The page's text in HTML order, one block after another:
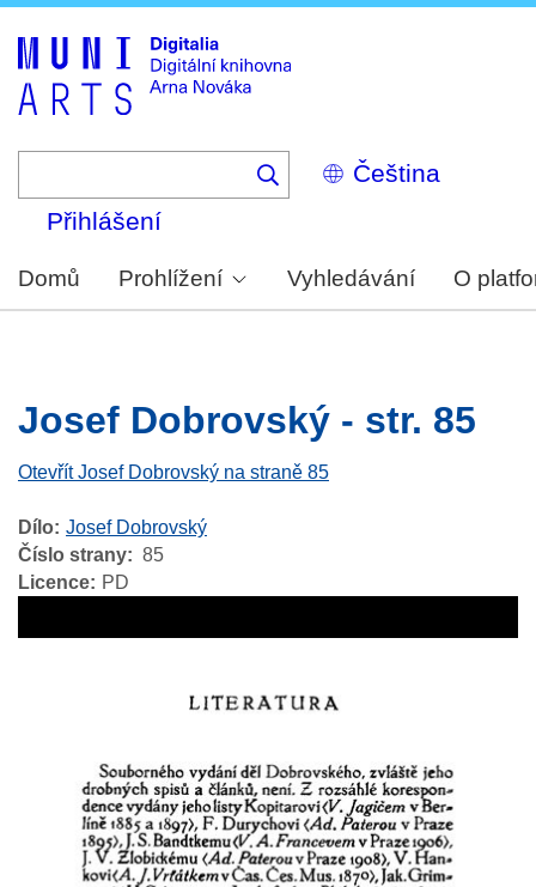
Select
your
Přihlášení
Domů Prohlížení Vyhledávání O
Josef Dobrovský - str. 85
Otevřít Josef Dobrovský na straně 85
Dílo Josef Dobrovský
Číslo strany
85
Licence
PD